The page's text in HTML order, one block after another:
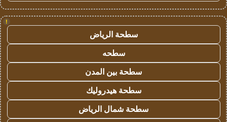
!
سطحة الرياض
سطحه
سطحة بين المدن
سطحة هيدروليك
سطحة شمال الرياض